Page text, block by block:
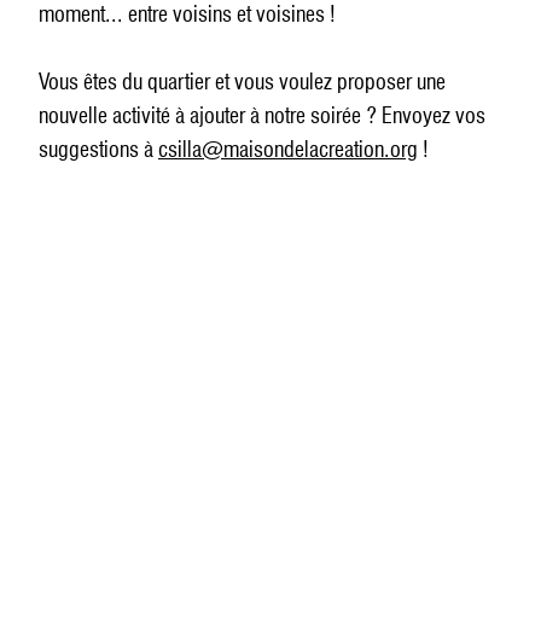
moment... entre voisins et voisines !
Vous êtes du quartier et vous voulez proposer une
nouvelle activité à ajouter à notre soirée ? Envoyez vos
suggestions àcsilla@maisondelacreation.org !